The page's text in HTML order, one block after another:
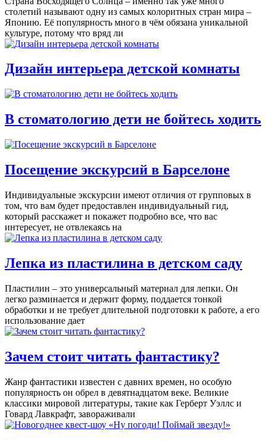
столетий называют одну из самых колоритных стран мира –
Японию. Её популярность много в чём обязана уникальной
культуре, потому что вряд ли
Дизайн интерьера детской комнаты
В стоматологию дети не бойтесь ходить
Посещение экскурсий в Барселоне
Индивидуальные экскурсии имеют отличия от групповых в
том, что вам будет предоставлен индивидуальный гид,
который расскажет и покажет подробно все, что вас
интересует, не отвлекаясь на
Лепка из пластилина в детском саду
Пластилин – это универсальный материал для лепки. Он
легко разминается и держит форму, поддается тонкой
обработки и не требует длительной подготовки к работе, а его
использование дает
Зачем стоит читать фантастику?
Жанр фантастики известен с давних времен, но особую
популярность он обрел в девятнадцатом веке. Великие
классики мировой литературы, такие как Герберт Уэллс и
Говард Лавкрафт, завораживали